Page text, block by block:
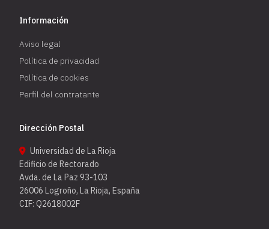
Información
Aviso legal
Política de privacidad
Política de cookies
Perfil del contratante
Dirección Postal
Universidad de La Rioja
Edificio de Rectorado
Avda. de La Paz 93-103
26006 Logroño, La Rioja, España
CIF: Q2618002F